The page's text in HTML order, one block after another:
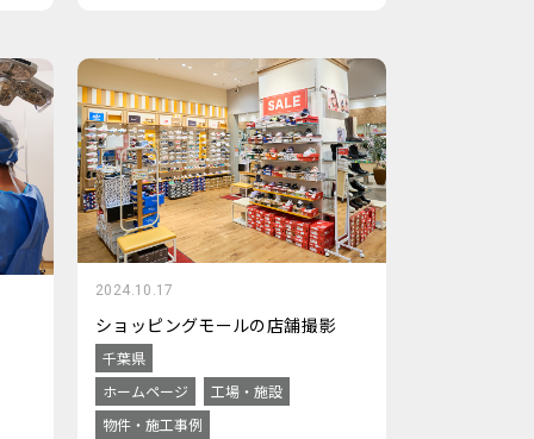
2024.10.17
ショッピングモールの店舗撮影
千葉県
ホームページ
工場・施設
物件・施工事例